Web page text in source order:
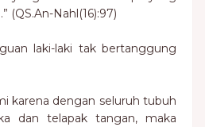
(QS.An-Nahl(16):97)
laki-laki tak bertanggung
karena dengan seluruh tubuh
dan telapak tangan, maka